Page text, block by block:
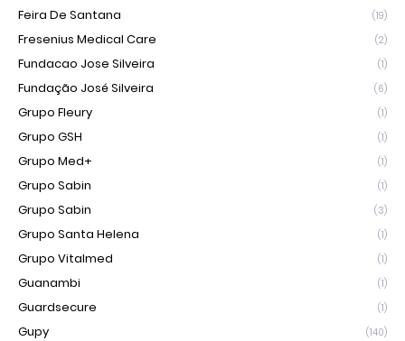
Feira De Santana (19)
Fresenius Medical Care (2)
Fundacao Jose Silveira (1)
Fundação José Silveira (6)
Grupo Fleury (1)
Grupo GSH (1)
Grupo Med+ (1)
Grupo Sabin (1)
Grupo Sabin (3)
Grupo Santa Helena (1)
Grupo Vitalmed (1)
Guanambi (1)
Guardsecure (1)
Gupy (140)